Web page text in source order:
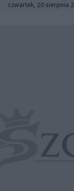
czwartek, 20 sierpnia